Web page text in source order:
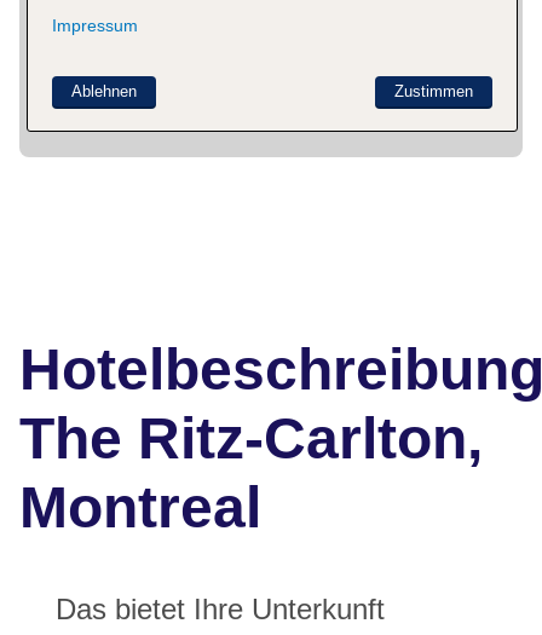
The Ritz-Carlton,
Montreal
Das bietet Ihre Unterkunft
Impressum
Zustimmen
Ablehnen